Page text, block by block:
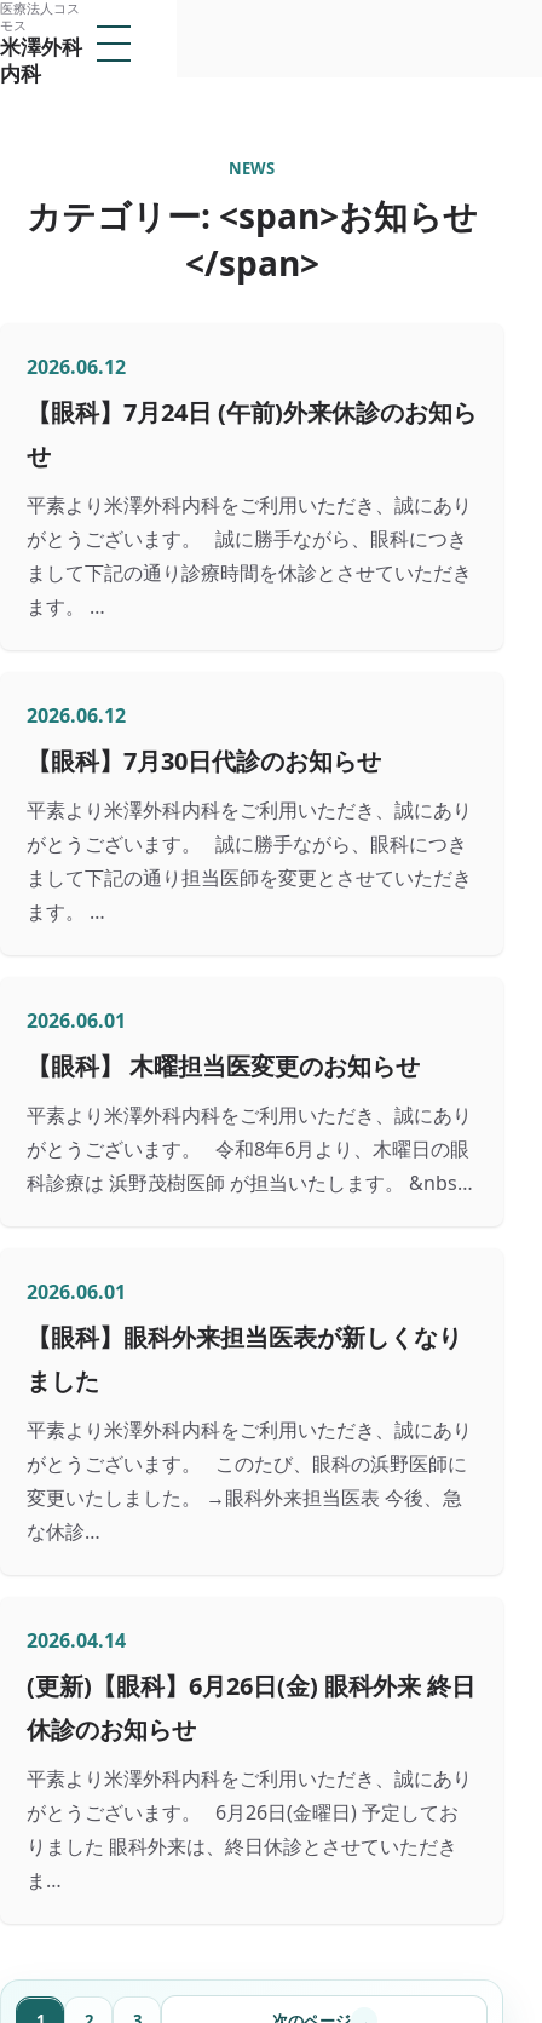
本
文
へ
医療法人コス
モス
米澤外科
内科
メ
ニ
トップ
当クリニックについて
子
閉
ニ
ュ
閉
所在地
〒243-0213 神奈川県厚木市飯山172
診療時間
日曜日・祝祭日
電話 WEB問診 診療時間 アクセス
NEWS
カテゴリー: <span>お知らせ
</span>
2026.06.12
【眼科】7月24日 (午前)外来休診のお知ら
せ
平素より米澤外科内科をご利用いただき、誠にあり
がとうございます。 誠に勝手ながら、眼科につき
まして下記の通り診療時間を休診とさせていただき
ます。 …
2026.06.12
【眼科】7月30日代診のお知らせ
平素より米澤外科内科をご利用いただき、誠にあり
がとうございます。 誠に勝手ながら、眼科につき
まして下記の通り担当医師を変更とさせていただき
ます。 …
2026.06.01
【眼科】 木曜担当医変更のお知らせ
平素より米澤外科内科をご利用いただき、誠にあり
がとうございます。 令和8年6月より、木曜日の眼
科診療は 浜野茂樹医師 が担当いたします。 &nbs…
2026.06.01
【眼科】眼科外来担当医表が新しくなり
ました
平素より米澤外科内科をご利用いただき、誠にあり
がとうございます。 このたび、眼科の浜野医師に
変更いたしました。 →眼科外来担当医表 今後、急
な休診…
2026.04.14
(更新)【眼科】6月26日(金) 眼科外来 終日
休診のお知らせ
平素より米澤外科内科をご利用いただき、誠にあり
がとうございます。 6月26日(金曜日) 予定してお
りました 眼科外来は、終日休診とさせていただき
ま…
記